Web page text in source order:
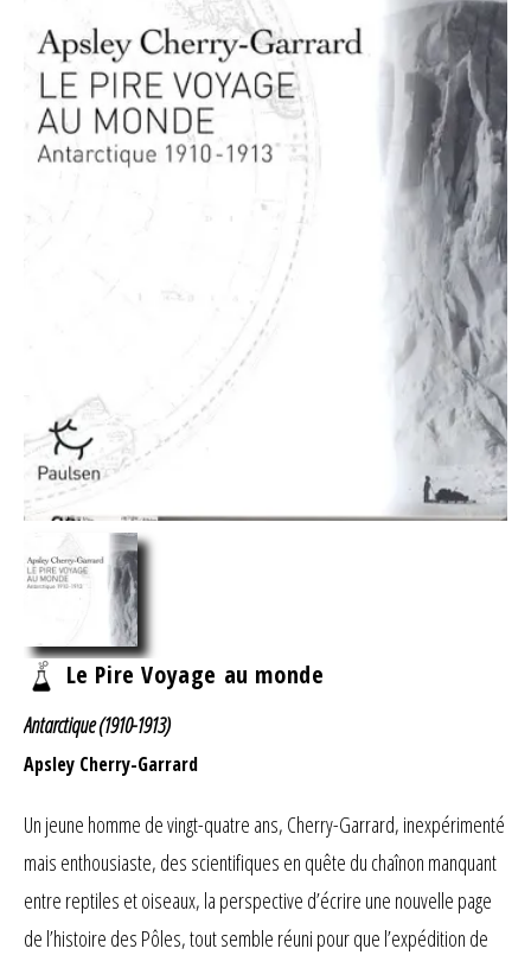
Le Pire Voyage au monde
Antarctique (1910-1913)
Apsley Cherry-Garrard
Un jeune homme de vingt-quatre ans, Cherry-Garrard, inexpérimenté
mais enthousiaste, des scientifiques en quête du chaînon manquant
entre reptiles et oiseaux, la perspective d’écrire une nouvelle page
de l’histoire des Pôles, tout semble réuni pour que l’expédition de